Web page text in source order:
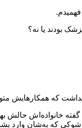
فهمیدم.
بودند یا نه؟
که همکارهایش
به گفته خانواده‌اش
که به‌شان وارد